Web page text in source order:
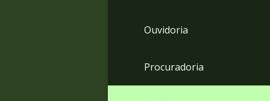
Ouvidoria
Procuradoria